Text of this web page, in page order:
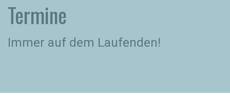
Termine
Immer auf dem Laufenden!